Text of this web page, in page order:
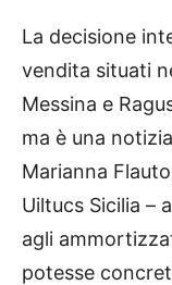
La decisione
vendita situati
Messina e
ma è una
Marianna
Uiltucs Sicilia –
agli
potesse